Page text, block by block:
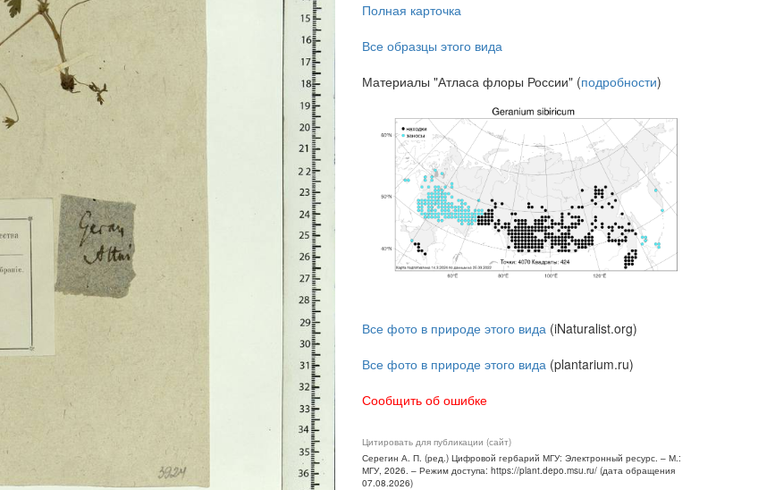
Полная карточка
Все образцы этого вида
Материалы "Атласа флоры России" (подробности)
Все фото в природе этого вида (iNaturalist.org)
Все фото в природе этого вида (plantarium.ru)
Сообщить об ошибке
Цитировать для публикации (сайт)
Серегин А. П. (ред.) Цифровой гербарий МГУ: Электронный ресурс. – М.:
МГУ, 2026. – Режим доступа: https://plant.depo.msu.ru/ (дата обращения
07.08.2026)